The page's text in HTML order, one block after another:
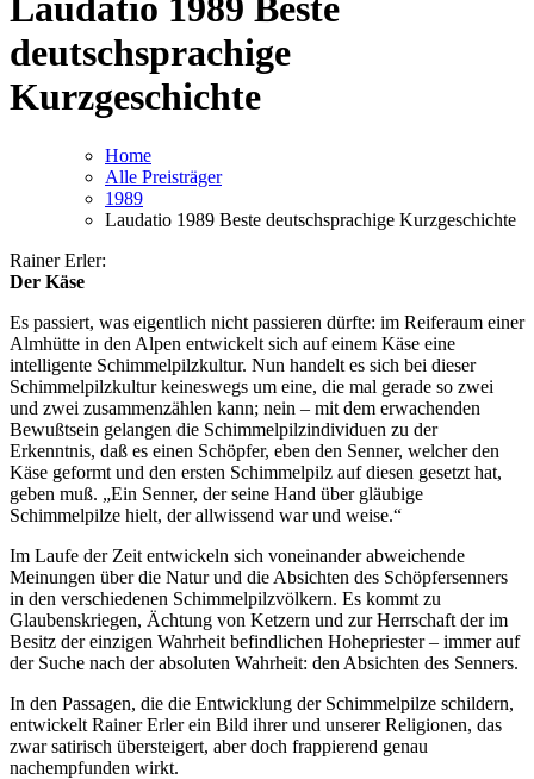
Laudatio 1989 Beste
deutschsprachige
Kurzgeschichte
Home
Alle Preisträger
1989
Laudatio 1989 Beste deutschsprachige Kurzgeschichte
Rainer Erler:
Der Käse
Es passiert, was eigentlich nicht passieren dürfte: im Reiferaum einer
Almhütte in den Alpen entwickelt sich auf einem Käse eine
intelligente Schimmelpilzkultur. Nun handelt es sich bei dieser
Schimmelpilzkultur keineswegs um eine, die mal gerade so zwei
und zwei zusammenzählen kann; nein – mit dem erwachenden
Bewußtsein gelangen die Schimmelpilzindividuen zu der
Erkenntnis, daß es einen Schöpfer, eben den Senner, welcher den
Käse geformt und den ersten Schimmelpilz auf diesen gesetzt hat,
geben muß. „Ein Senner, der seine Hand über gläubige
Schimmelpilze hielt, der allwissend war und weise.“
Im Laufe der Zeit entwickeln sich voneinander abweichende
Meinungen über die Natur und die Absichten des Schöpfersenners
in den verschiedenen Schimmelpilzvölkern. Es kommt zu
Glaubenskriegen, Ächtung von Ketzern und zur Herrschaft der im
Besitz der einzigen Wahrheit befindlichen Hohepriester – immer auf
der Suche nach der absoluten Wahrheit: den Absichten des Senners.
In den Passagen, die die Entwicklung der Schimmelpilze schildern,
entwickelt Rainer Erler ein Bild ihrer und unserer Religionen, das
zwar satirisch übersteigert, aber doch frappierend genau
nachempfunden wirkt.